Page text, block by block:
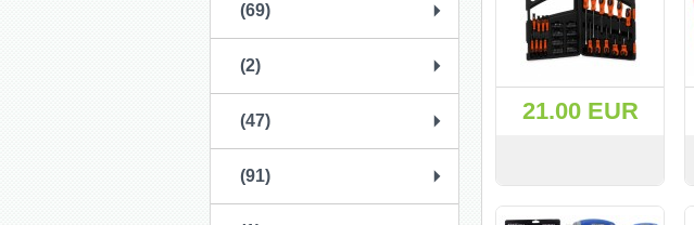
(69)
(2)
(47)
(91)
21.00 EUR
СМОТРЕТЬKУПИТЬ